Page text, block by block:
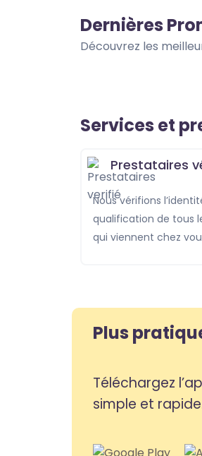
Dernières
Découvrez les
Services et
Prestataires
Nous vérifions l’identité et la
qualification de tous
qui viennent chez
Plus
Téléchargez l’appli pour une expérience encore plus
simple et